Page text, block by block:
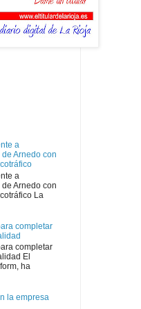
a
Arnedo con
a
Arnedo con
La
completar
completar
El
ha
la empresa